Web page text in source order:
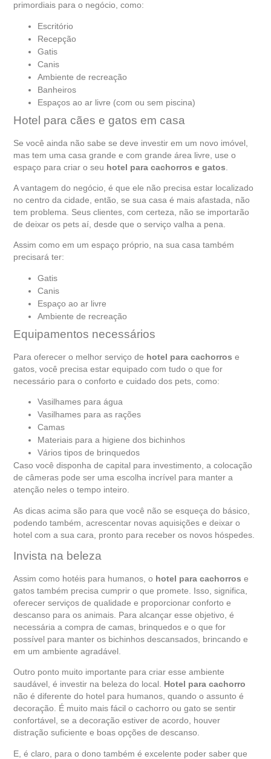
primordiais para o negócio, como:
Escritório
Recepção
Gatis
Canis
Ambiente de recreação
Banheiros
Espaços ao ar livre (com ou sem piscina)
Hotel para cães e gatos em casa
Se você ainda não sabe se deve investir em um novo imóvel,
mas tem uma casa grande e com grande área livre, use o
espaço para criar o seu hotel para cachorros e gatos
A vantagem do negócio, é que ele não precisa estar localizado
no centro da cidade, então, se sua casa é mais afastada, não
tem problema. Seus clientes, com certeza, não se importarão
de deixar os pets aí, desde que o serviço valha a pena.
Assim como em um espaço próprio, na sua casa também
precisará ter:
Gatis
Canis
Espaço ao ar livre
Ambiente de recreação
Equipamentos necessários
Para oferecer o melhor serviço de hotel para cachorros e
gatos, você precisa estar equipado com tudo o que for
necessário para o conforto e cuidado dos pets, como:
Vasilhames para água
Vasilhames para as rações
Camas
Materiais para a higiene dos bichinhos
Vários tipos de brinquedos
Caso você disponha de capital para investimento, a colocação
de câmeras pode ser uma escolha incrível para manter a
atenção neles o tempo inteiro.
As dicas acima são para que você não se esqueça do básico,
podendo também, acrescentar novas aquisições e deixar o
hotel com a sua cara, pronto para receber os novos hóspedes.
Invista na beleza
Assim como hotéis para humanos, o hotel para cachorros e
gatos também precisa cumprir o que promete. Isso, significa,
oferecer serviços de qualidade e proporcionar conforto e
descanso para os animais. Para alcançar esse objetivo, é
necessária a compra de camas, brinquedos e o que for
possível para manter os bichinhos descansados, brincando e
em um ambiente agradável.
Outro ponto muito importante para criar esse ambiente
saudável, é investir na beleza do local. Hotel para cachorro
não é diferente do hotel para humanos, quando o assunto é
decoração. É muito mais fácil o cachorro ou gato se sentir
confortável, se a decoração estiver de acordo, houver
distração suficiente e boas opções de descanso.
E, é claro, para o dono também é excelente poder saber que